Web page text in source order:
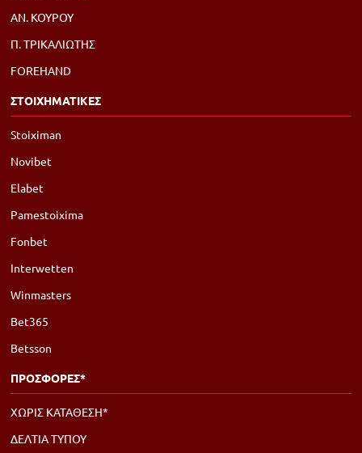
ΑΝ. ΚΟΥΡΟΥ
Π. ΤΡΙΚΑΛΙΩΤΗΣ
FOREHAND
ΣΤΟΙΧΗΜΑΤΙΚΕΣ
Stoiximan
Novibet
Elabet
Pamestoixima
Fonbet
Interwetten
Winmasters
Bet365
Betsson
ΠΡΟΣΦΟΡΕΣ*
ΧΩΡΙΣ ΚΑΤΑΘΕΣΗ*
ΔΕΛΤΙΑ ΤΥΠΟΥ